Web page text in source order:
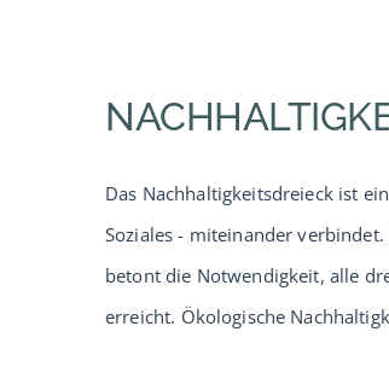
Das Nachhaltigkeitsdreieck ist
Soziales - miteinander
betont die Notwendigkeit, alle
erreicht. Ökologische